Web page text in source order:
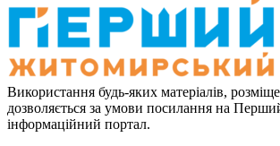
Використання будь-яких матеріалів,
дозволяється за умови посилання на
інформаційний портал.